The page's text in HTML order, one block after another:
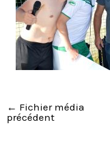
← Fichier média
précédent